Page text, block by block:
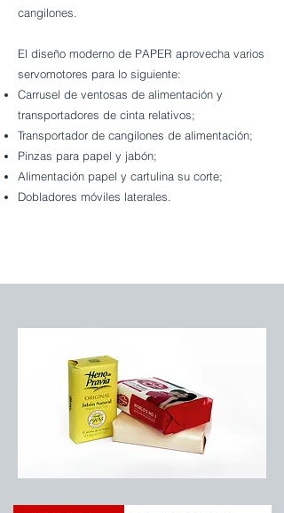
cangilones.
El diseño moderno de PAPER aprovecha varios
servomotores para lo siguiente:
Carrusel de ventosas de alimentación y
transportadores de cinta relativos;
Transportador de cangilones de alimentación;
Pinzas para papel y jabón;
Alimentación papel y cartulina su corte;
Dobladores móviles laterales.